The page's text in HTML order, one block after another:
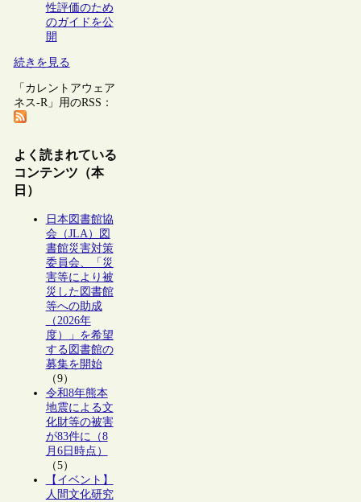
性評価のため
のガイドを公
開
続きを見る
「カレントアウェア
ネス-R」用のRSS：
よく読まれている
コンテンツ（本
日）
日本図書館協
会（JLA）図
書館災害対策
委員会、「災
害等により被
災した図書館
等への助成
（2026年
度）」を希望
する図書館の
募集を開始
（9）
令和8年熊本
地震による文
化財等の被害
が83件に（8
月6日時点）
（5）
【イベント】
人間文化研究